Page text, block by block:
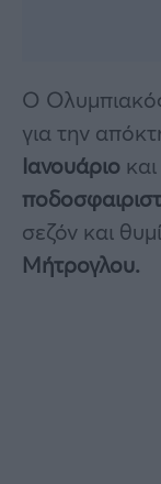
Ο
για την
Ιανουάριο
σεζόν και
Μήτρογλου.